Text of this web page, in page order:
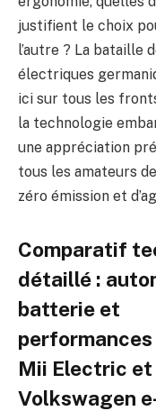
justifient le choix
l’autre ? La bataille
électriques
ici sur tous les
la technologie
une appréciation
tous les amateurs
zéro émission et
Comparatif
détaillé :
batterie et
Mii Electric et
Volkswagen